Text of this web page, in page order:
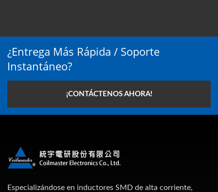
¿Entrega Más Rápida / Soporte
Instantáneo?
¡CONTÁCTENOS AHORA!
Especializándose en inductores SMD de alta corriente,